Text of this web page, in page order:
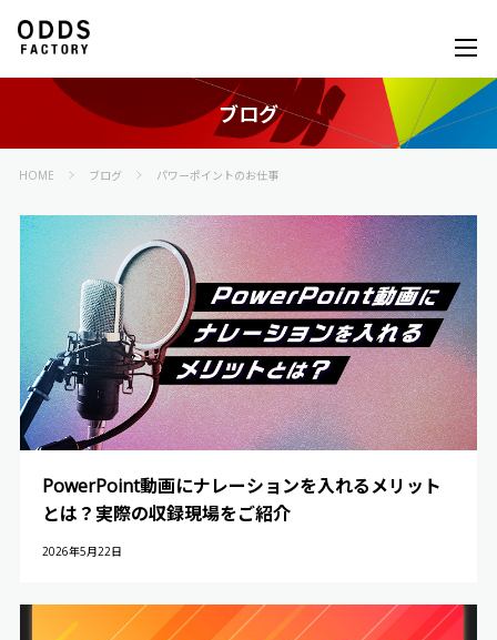
ブログ
HOME ブログ パワーポイントのお仕事
PowerPoint動画にナレーションを入れるメリット
とは？実際の収録現場をご紹介
2026年5月22日